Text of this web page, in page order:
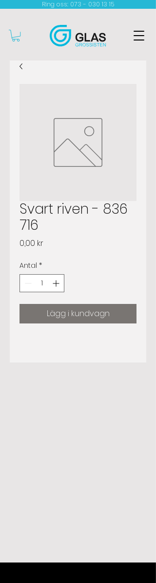
Ring oss: 073 - 030 13 15​
Svart riven - 836
716
0,00 krPris
Antal *
Lägg i kundvagn